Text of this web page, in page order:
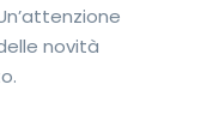
novità